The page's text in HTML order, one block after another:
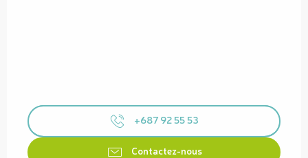
+687 92 55 53
Contactez-nous